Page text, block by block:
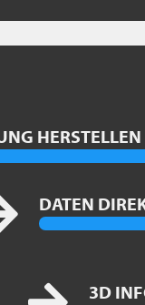
HERSTELLEN
DATEN
3D